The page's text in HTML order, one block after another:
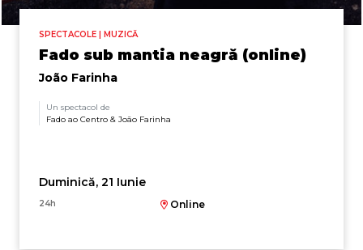
SPECTACOLE | MUZICĂ
Fado sub mantia neagră (online)
João Farinha
Un spectacol de
Fado ao Centro & João Farinha
Duminică, 21 Iunie
24h Online